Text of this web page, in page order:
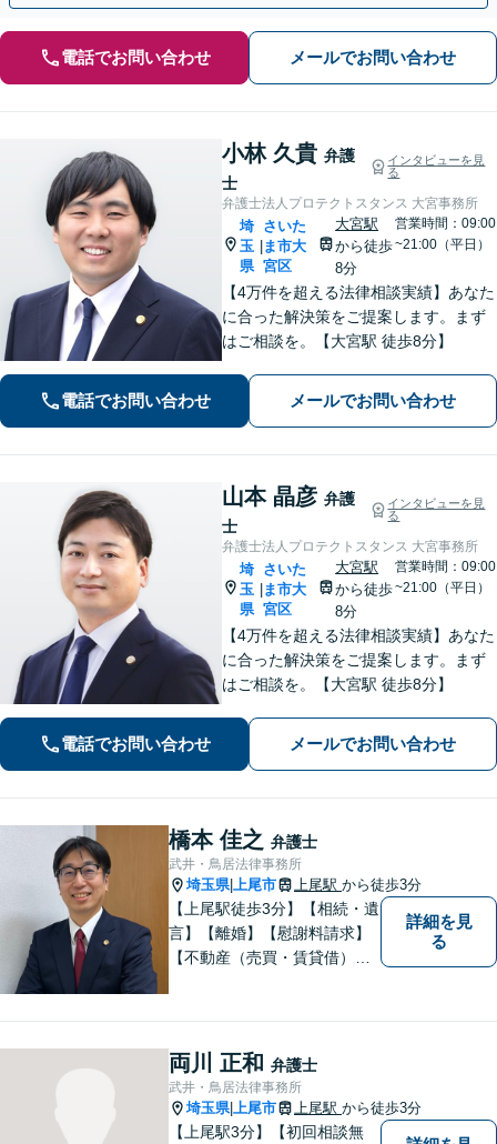
電話でお問い合わせ メールでお問い合わせ
小林 久貴 弁護
士
インタビューを見
る
弁護士法人プロテクトスタンス 大宮事務所
埼
玉
県
さいた
ま市大
宮区
大宮駅
から徒歩
8分
営業時間：09:00
~21:00（平日）
【4万件を超える法律相談実績】あなた
に合った解決策をご提案します。まず
はご相談を。【大宮駅 徒歩8分】
電話でお問い合わせ メールでお問い合わせ
山本 晶彦 弁護
士
インタビューを見
る
弁護士法人プロテクトスタンス 大宮事務所
埼
玉
県
さいた
ま市大
宮区
大宮駅
から徒歩
8分
営業時間：09:00
~21:00（平日）
【4万件を超える法律相談実績】あなた
に合った解決策をご提案します。まず
はご相談を。【大宮駅 徒歩8分】
電話でお問い合わせ メールでお問い合わせ
橋本 佳之 弁護士
武井・鳥居法律事務所
埼玉県| 上尾市 上尾駅 から徒歩3分
【上尾駅徒歩3分】【相続・遺
言】【離婚】【慰謝料請求】
【不動産（売買・賃貸借）】
詳細を見
る
両川 正和 弁護士
武井・鳥居法律事務所
埼玉県| 上尾市 上尾駅 から徒歩3分
【上尾駅3分】【初回相談無